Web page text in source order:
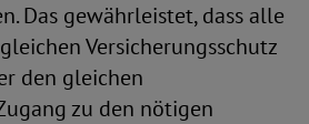
Das gewährleistet, dass alle
Versicherungsschutz
den gleichen
zu den nötigen